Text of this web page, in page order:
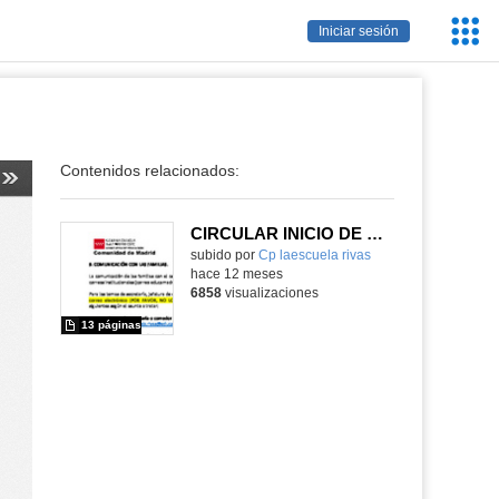
Iniciar sesión
Contenidos relacionados:
CIRCULAR INICIO DE CURSO 2025 2026
subido por Cp laescuela rivas
13 páginas
-
hace 12 meses
6858visualizaciones